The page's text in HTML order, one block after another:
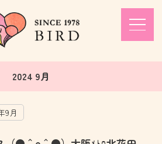
2024 9月
9月